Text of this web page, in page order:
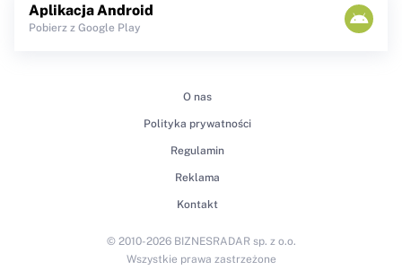
Aplikacja Android
Pobierz z Google Play
O nas
Polityka prywatności
Regulamin
Reklama
Kontakt
© 2010-2026 BIZNESRADAR sp. z o.o.
Wszystkie prawa zastrzeżone